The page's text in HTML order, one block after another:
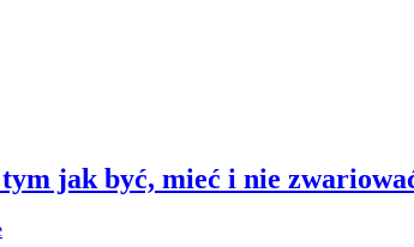
jak być, mieć i nie